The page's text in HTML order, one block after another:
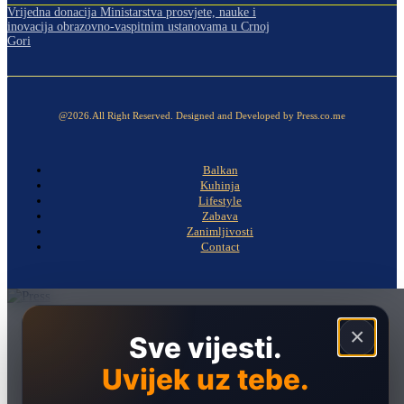
Vrijedna donacija Ministarstva prosvjete, nauke i
inovacija obrazovno-vaspitnim ustanovama u Crnoj
Gori
@2026.All Right Reserved. Designed and Developed by Press.co.me
Balkan
Kuhinja
Lifestyle
Zabava
Zanimljivosti
Contact
×
Sve vijesti.
Uvijek uz tebe.